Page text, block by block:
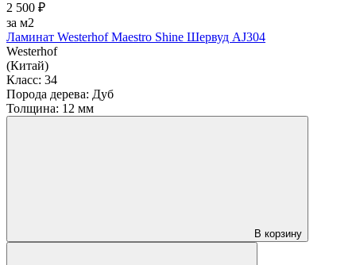
2 500 ₽
за м2
Ламинат Westerhof Maestro Shine Шервуд AJ304
Westerhof
(Китай)
Класс: 34
Порода дерева: Дуб
Толщина: 12 мм
В корзину